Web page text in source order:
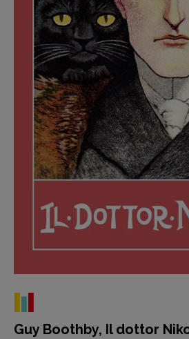
Guy Boothby, Il dottor